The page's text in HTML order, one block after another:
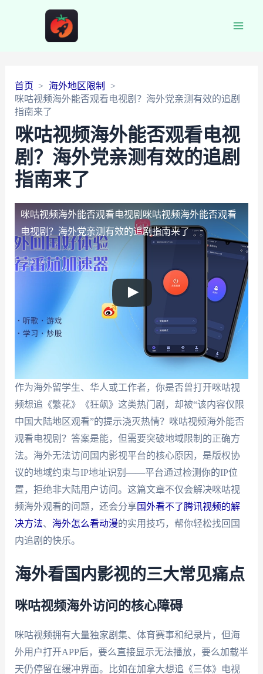
首页
海外地区限制
咪咕视频海外能否观看电视剧？海外党亲测有效的追剧
指南来了
咪咕视频海外能否观看电视
剧？海外党亲测有效的追剧
指南来了
咪咕视频海外能否观看电视剧 咪咕视频海外能否观看
电视剧？海外党亲测有效的追剧指南来了
作为海外留学生、华人或工作者，你是否曾打开咪咕视
频想追《繁花》《狂飙》这类热门剧，却被“该内容仅限
中国大陆地区观看”的提示浇灭热情？咪咕视频海外能否
观看电视剧？答案是能，但需要突破地域限制的正确方
法。海外无法访问国内影视平台的核心原因，是版权协
议的地域约束与IP地址识别——平台通过检测你的IP位
置，拒绝非大陆用户访问。这篇文章不仅会解决咪咕视
频海外观看的问题，还会分享国外看不了腾讯视频的解
决方法、 海外怎么看动漫的实用技巧，帮你轻松找回国
内追剧的快乐。
海外看国内影视的三大常见痛点
咪咕视频海外访问的核心障碍
咪咕视频拥有大量独家剧集、体育赛事和纪录片，但海
外用户打开APP后，要么直接显示无法播放，要么加载半
天仍停留在缓冲界面。比如在加拿大想追《三体》电视